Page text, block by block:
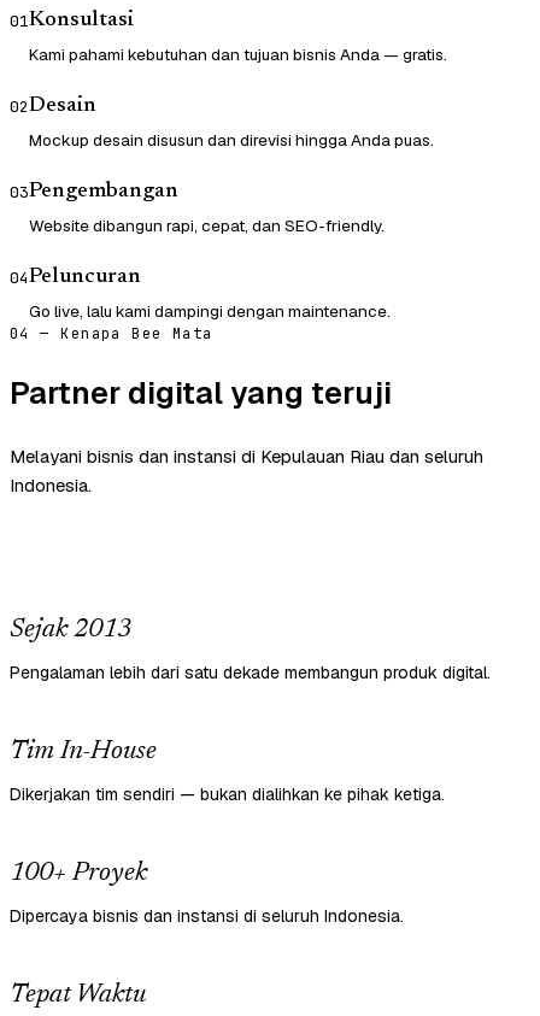
01Konsultasi
Kami pahami kebutuhan dan tujuan bisnis Anda — gratis.
02Desain
Mockup desain disusun dan direvisi hingga Anda puas.
03Pengembangan
Website dibangun rapi, cepat, dan SEO-friendly.
04Peluncuran
Go live, lalu kami dampingi dengan maintenance.
04 — Kenapa Bee Mata
Partner digital yang teruji
Melayani bisnis dan instansi di Kepulauan Riau dan seluruh
Indonesia.
Sejak 2013
Pengalaman lebih dari satu dekade membangun produk digital.
Tim In-House
Dikerjakan tim sendiri — bukan dialihkan ke pihak ketiga.
100+ Proyek
Dipercaya bisnis dan instansi di seluruh Indonesia.
Tepat Waktu